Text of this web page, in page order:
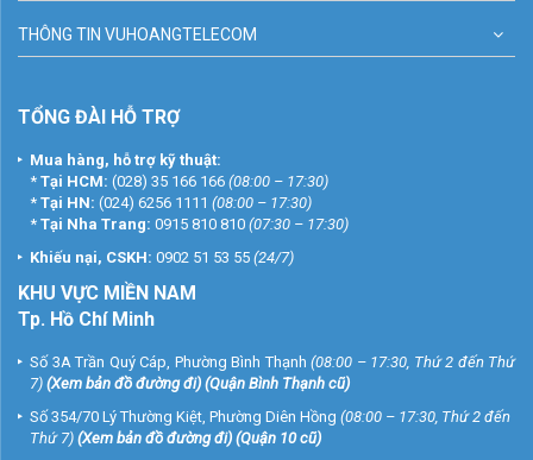
THÔNG TIN VUHOANGTELECOM
TỔNG ĐÀI HỖ TRỢ
Mua hàng, hỗ trợ kỹ thuật:
* Tại HCM: (028) 35 166 166 (08:00 – 17:30)
* Tại HN: (024) 6256 1111 (08:00 – 17:30)
* Tại Nha Trang: 0915 810 810 (07:30 – 17:30)
Khiếu nại, CSKH: 0902 51 53 55 (24/7)
KHU VỰC MIỀN NAM
Tp. Hồ Chí Minh
Số 3A Trần Quý Cáp, Phường Bình Thạnh (08:00 – 17:30, Thứ 2 đến Thứ
7) (Xem bản đồ đường đi) (Quận Bình Thạnh cũ)
Số 354/70 Lý Thường Kiệt, Phường Diên Hồng (08:00 – 17:30, Thứ 2 đến
Thứ 7) (Xem bản đồ đường đi) (Quận 10 cũ)